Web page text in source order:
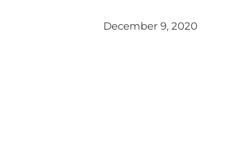
December 9, 2020